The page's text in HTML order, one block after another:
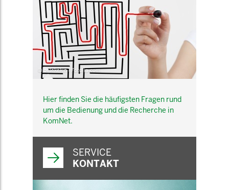
© belekekin - Fotolia.com
Hier finden Sie die häufigsten Fragen rund
um die Bedienung und die Recherche in
KomNet.
SERVICE
KONTAKT